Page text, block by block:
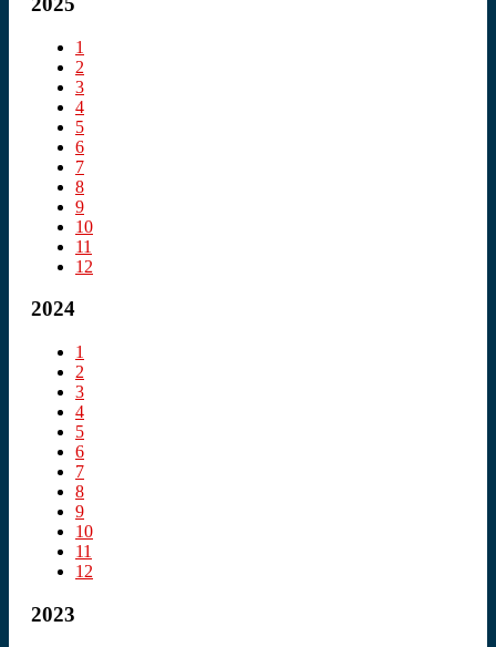
1
2
3
4
5
6
7
8
9
10
11
12
2024
1
2
3
4
5
6
7
8
9
10
11
12
2023